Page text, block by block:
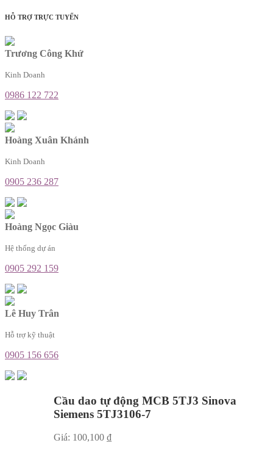
HỖ TRỢ TRỰC TUYẾN
Trương Công Khứ
Kinh Doanh
0986 122 722
Hoàng Xuân Khánh
Kinh Doanh
0905 236 287
Hoàng Ngọc Giàu
Hệ thống dự án
0905 292 159
Lê Huy Trân
Hỗ trợ kỹ thuật
0905 156 656
Cầu dao tự động MCB 5TJ3 Sinova
Siemens 5TJ3106-7
Giá: 100,100 ₫